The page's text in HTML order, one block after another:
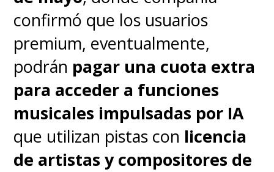
Solo queda sentarse y esperar
un año para escuchar tu
creación. Lo bueno es que,
probablemente, te olvides de
ella hasta que spotify te lo
recuerde,lo que será una
bonita sorpresa para
confirmó que los usuarios
premium, eventualmente,
podrán pagar una cuota extra
para acceder a funciones
musicales impulsadas por IA
que utilizan pistas con licencia
de artistas y compositores de